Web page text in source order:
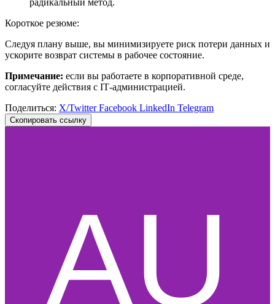
Короткое резюме:
Следуя плану выше, вы минимизируете риск потери данных и
ускорите возврат системы в рабочее состояние.
Примечание: если вы работаете в корпоративной среде,
согласуйте действия с IT‑администрацией.
Поделиться: X/TwitterFacebook LinkedIn Telegram
Скопировать ссылку